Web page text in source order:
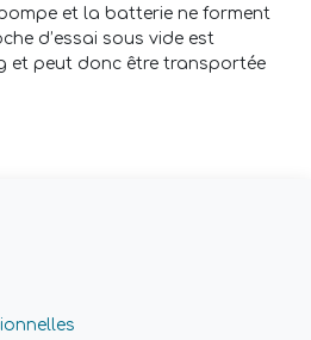
et la batterie ne forment
d’essai sous vide est
et peut donc être transportée